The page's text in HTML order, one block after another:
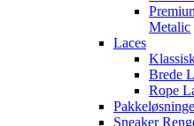
Metalic
Laces
Brede
Rope
Sneaker